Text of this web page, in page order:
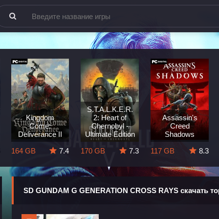
Kingdom
Come:
Deliverance II
164 GB
7.4
S.T.A.L.K.E.R.
2: Heart of
Chernobyl -
Ultimate Edition
170 GB
7.3
Assassin's
Creed
Shadows
117 GB
8.3
SD GUNDAM G GENERATION CROSS RAYS скачать